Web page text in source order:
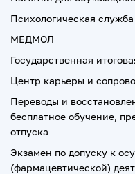
Психологическая служба
МЕДМОЛ
Государственная
Центр карьеры и
Переводы и
бесплатное обучение,
отпуска
Экзамен по допуску к
(фармацевтической)